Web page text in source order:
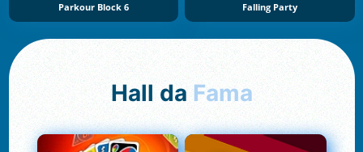
Parkour Block 6 Falling Party
Hall da Fama